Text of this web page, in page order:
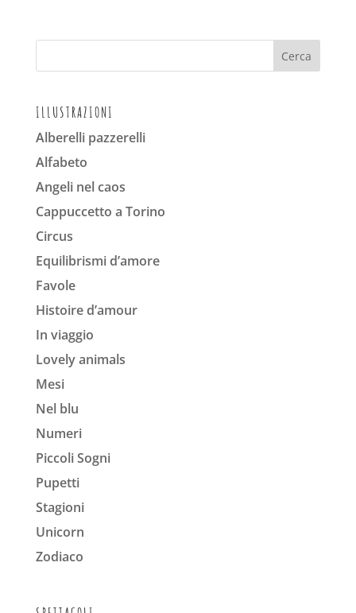
ILLUSTRAZIONI
Alberelli pazzerelli
Alfabeto
Angeli nel caos
Cappuccetto a Torino
Circus
Equilibrismi d’amore
Favole
Histoire d’amour
In viaggio
Lovely animals
Mesi
Nel blu
Numeri
Piccoli Sogni
Pupetti
Stagioni
Unicorn
Zodiaco